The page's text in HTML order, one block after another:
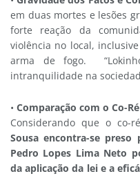
em duas mortes e lesões
forte reação da
violência no local,
arma de fogo.
intranquilidade na
• Comparação com o Co-
Considerando que o co-
Sousa encontra-se preso
Pedro Lopes Lima Neto
da aplicação da lei e a